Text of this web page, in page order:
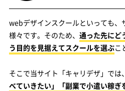
webデザインスクールといっても、
様々です。そのため、 通った先にど
う目的を見据えてスクールを選ぶこ
そこで当サイト「キャリデザ」では、
べていきたい」「副業で小遣い稼ぎ